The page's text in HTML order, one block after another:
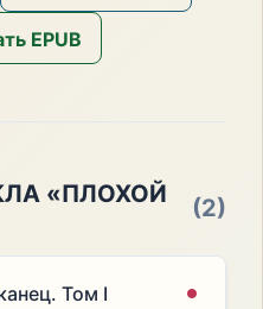
EPUB
«ПЛОХОЙ
(2)
Том I